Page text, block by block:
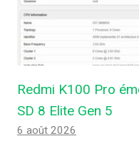
Redmi K100 Pro
SD 8 Elite Gen 5
6 août 2026